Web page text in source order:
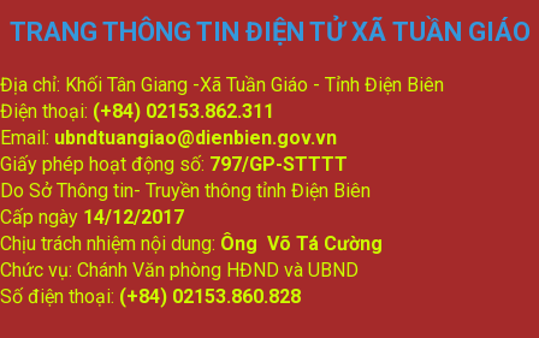
TRANG THÔNG TIN ĐIỆN TỬ XÃ TUẦN GIÁO
Địa chỉ: Khối Tân Giang -Xã Tuần Giáo - Tỉnh Điện Biên
Điện thoại: (+84) 02153.862.311
Email: ubndtuangiao@dienbien.gov.vn
Giấy phép hoạt động số: 797/GP-STTTT
Do Sở Thông tin- Truyền thông tỉnh Điện Biên
Cấp ngày 14/12/2017
Chịu trách nhiệm nội dung: Ông Võ Tá Cường
Chức vụ: Chánh Văn phòng HĐND và UBND
Số điện thoại: (+84) 02153.860.828